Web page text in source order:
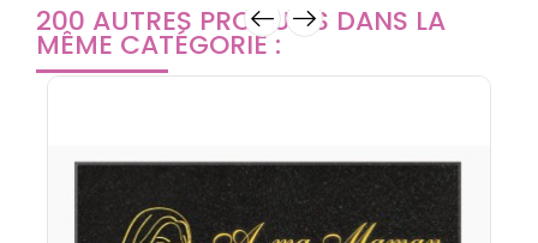
200 AUTRES PRODUITS DANS LA
MÊME CATÉGORIE :